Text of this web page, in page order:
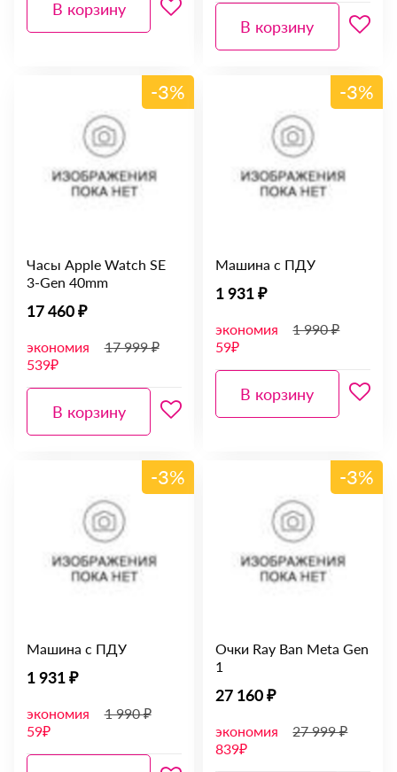
В корзину
В корзину
-3%
Часы Apple Watch SE
3-Gen 40mm
17 460 ₽
экономия
539₽
17 999 ₽
В корзину
-3%
Машина с ПДУ
1 931 ₽
экономия
59₽
1 990 ₽
В корзину
-3%
Машина с ПДУ
1 931 ₽
экономия
59₽
1 990 ₽
-3%
Очки Ray Ban Meta Gen
1
27 160 ₽
экономия
839₽
27 999 ₽